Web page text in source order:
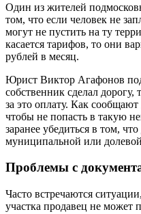
Один из жителей
том, что если человек не
могут не пустить на ту
касается тарифов, то они
рублей в месяц.
Юрист Виктор Агафонов
собственник сделал дорогу,
за это оплату. Как
чтобы не попасть в такую
заранее убедиться в том,
муниципальной или
Проблемы с
Часто встречаются
участка продавец не может